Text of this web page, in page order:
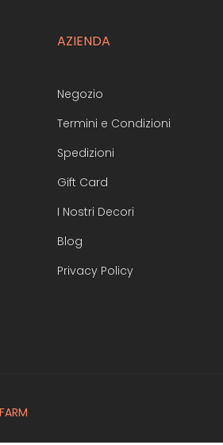
AZIENDA
Negozio
Termini e Condizioni
Spedizioni
Gift Card
I Nostri Decori
Blog
Privacy Policy